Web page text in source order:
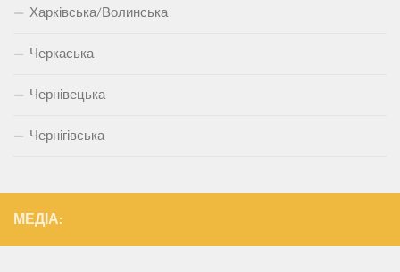
Харківська/Волинська
Черкаська
Чернівецька
Чернігівська
МЕДІА: